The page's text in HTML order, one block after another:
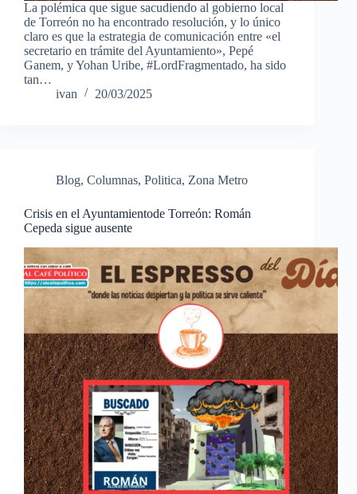
La polémica que sigue sacudiendo al gobierno local
de Torreón no ha encontrado resolución, y lo único
claro es que la estrategia de comunicación entre «el
secretario en trámite del Ayuntamiento», Pepé
Ganem, y Yohan Uribe, #LordFragmentado, ha sido
tan…
ivan
20/03/2025
Blog, Columnas, Politica, Zona Metro
Crisis en el Ayuntamientode Torreón: Román
Cepeda sigue ausente